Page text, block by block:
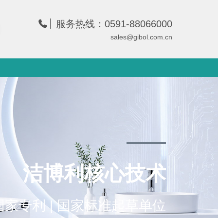
服务热线：0591-88066000
sales@gibol.com.cn
洁博利核心技术
专利 | 国家标准起草单位